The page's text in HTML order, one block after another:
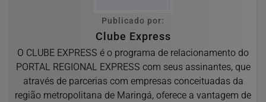
Publicado por:
Clube Express
O CLUBE EXPRESS é o programa de relacionamento do
PORTAL REGIONAL EXPRESS com seus assinantes, que
através de parcerias com empresas conceituadas da
região metropolitana de Maringá, oferece a vantagem de